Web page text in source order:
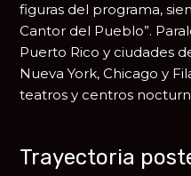
figuras del programa,
Cantor del Pueblo”.
Puerto Rico y ciudades
Nueva York, Chicago y
teatros y centros
Trayectoria